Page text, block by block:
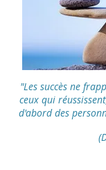
"Les succès ne
ceux qui
d'abord des